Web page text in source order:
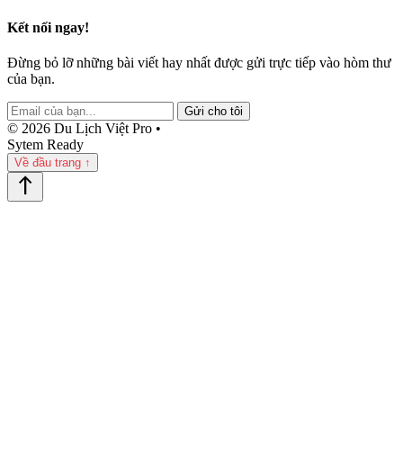
Kết nối ngay!
Đừng bỏ lỡ những bài viết hay nhất được gửi trực tiếp vào hòm thư
của bạn.
Gửi cho tôi
© 2026 Du Lịch Việt Pro •
Sytem Ready
Về đầu trang ↑
north